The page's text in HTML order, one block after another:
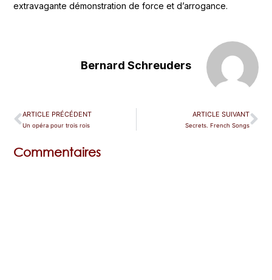
extravagante démonstration de force et d’arrogance.
Bernard Schreuders
ARTICLE PRÉCÉDENT
Un opéra pour trois rois
ARTICLE SUIVANT
Secrets. French Songs
Commentaires